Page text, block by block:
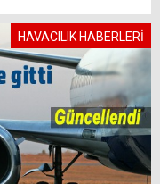
HAVACILIK HABERLERİ